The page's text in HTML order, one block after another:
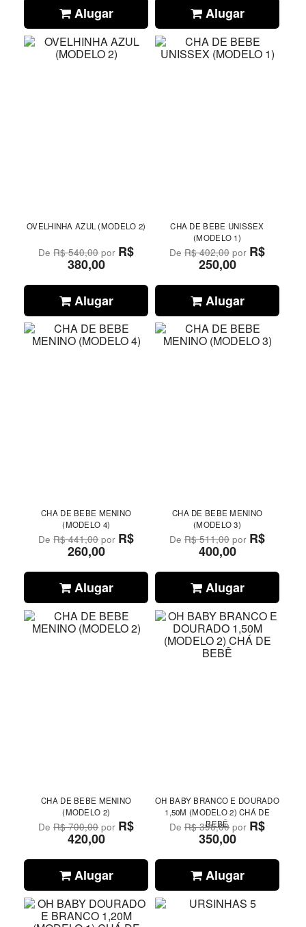
Alugar Alugar
OVELHINHA AZUL (MODELO 2)
DeR$ 540,00por R$
380,00
Alugar
CHA DE BEBE UNISSEX
(MODELO 1)
DeR$ 402,00 por R$
250,00
Alugar
CHA DE BEBE MENINO
(MODELO 4)
DeR$ 441,00por R$
260,00
Alugar
CHA DE BEBE MENINO
(MODELO 3)
DeR$ 511,00 por R$
400,00
Alugar
CHA DE BEBE MENINO
(MODELO 2)
DeR$ 700,00por R$
420,00
Alugar
OH BABY BRANCO E DOURADO
1,50M (MODELO 2) CHÁ DE
BEBÊ
DeR$ 396,00 por R$
350,00
Alugar